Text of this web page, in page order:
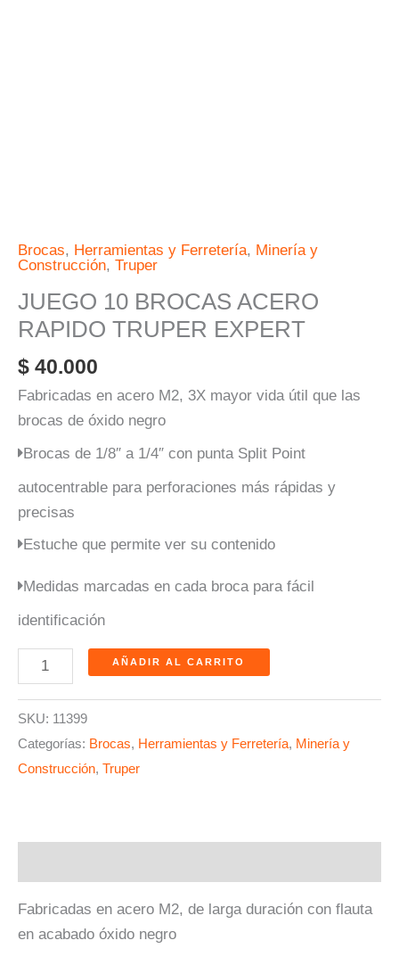
Brocas, Herramientas y Ferretería, Minería y
Construcción, Truper
JUEGO 10 BROCAS ACERO
RAPIDO TRUPER EXPERT
$ 40.000
Fabricadas en acero M2, 3X mayor vida útil que las
brocas de óxido negro
Brocas de 1/8″ a 1/4″ con punta Split Point
autocentrable para perforaciones más rápidas y
precisas
Estuche que permite ver su contenido
Medidas marcadas en cada broca para fácil
identificación
AÑADIR AL CARRITO
SKU: 11399
Categorías: Brocas, Herramientas y Ferretería, Minería y
Construcción, Truper
Fabricadas en acero M2, de larga duración con flauta
en acabado óxido negro